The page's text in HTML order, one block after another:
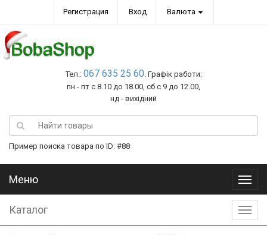
Регистрация Вход Валюта
Тел.: 067 635 25 60. Графік работи:
пн - пт с 8.10 до 18.00, сб с 9 до 12.00,
нд - вихідний
Пример поиска товара по ID: #88
Меню
Меню
Каталог